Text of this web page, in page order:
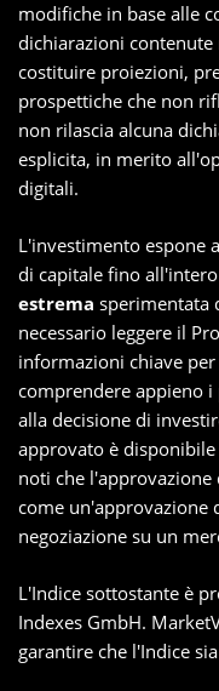
modifiche in base alle
dichiarazioni
costituire proiezioni,
prospettiche che non
non rilascia alcuna
esplicita, in merito
digitali.
L'investimento espone
di capitale fino
estrema sperimentata
necessario leggere il
informazioni chiave
comprendere appieno
alla decisione di
approvato è
noti che l'approvazione
come un'approvazione
negoziazione su un
L'Indice sottostante è
Indexes GmbH.
garantire che l'Indice